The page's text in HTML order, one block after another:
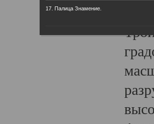
17. Палица Знамение.